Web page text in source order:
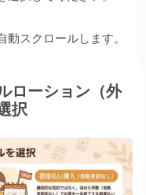
スクロールします。
ローション（外
択